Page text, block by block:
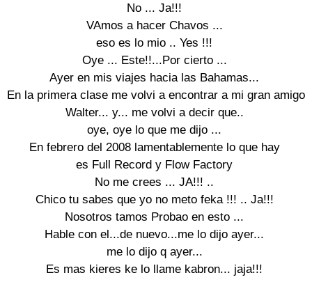
No ... Ja!!!
VAmos a hacer Chavos ...
eso es lo mio .. Yes !!!
Oye ... Este!!...Por cierto ...
Ayer en mis viajes hacia las Bahamas...
En la primera clase me volvi a encontrar a mi gran amigo
Walter... y... me volvi a decir que..
oye, oye lo que me dijo ...
En febrero del 2008 lamentablemente lo que hay
es Full Record y Flow Factory
No me crees ... JA!!! ..
Chico tu sabes que yo no meto feka !!! .. Ja!!!
Nosotros tamos Probao en esto ...
Hable con el...de nuevo...me lo dijo ayer...
me lo dijo q ayer...
Es mas kieres ke lo llame kabron... jaja!!!